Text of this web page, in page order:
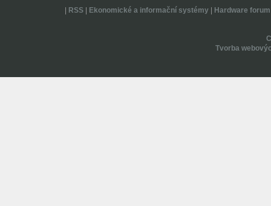
RSS| Ekonomické a informační systémy| Hardware forum
Tvorba